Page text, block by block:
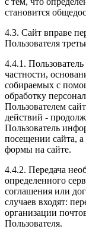
становится
4.3. Сайт вправе
Пользователя
4.4.1.
частности,
собираемых с
обработку
Пользователем
действий -
Пользователь
посещении сайта,
формы на сайте.
4.4.2. Передача
определенного
соглашения или
случаев входят:
организации
Пользователя.